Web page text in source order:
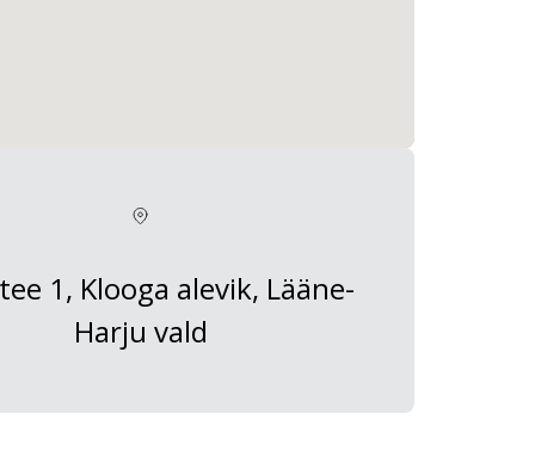
1, Klooga alevik, Lääne-
Harju vald